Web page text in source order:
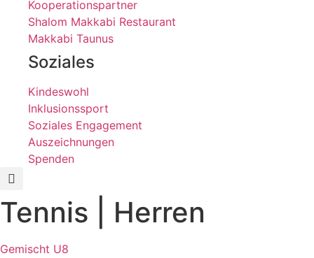
Kooperationspartner
Shalom Makkabi Restaurant
Makkabi Taunus
Soziales
Kindeswohl
Inklusionssport
Soziales Engagement
Auszeichnungen
Spenden
Tennis | Herren
Gemischt U8